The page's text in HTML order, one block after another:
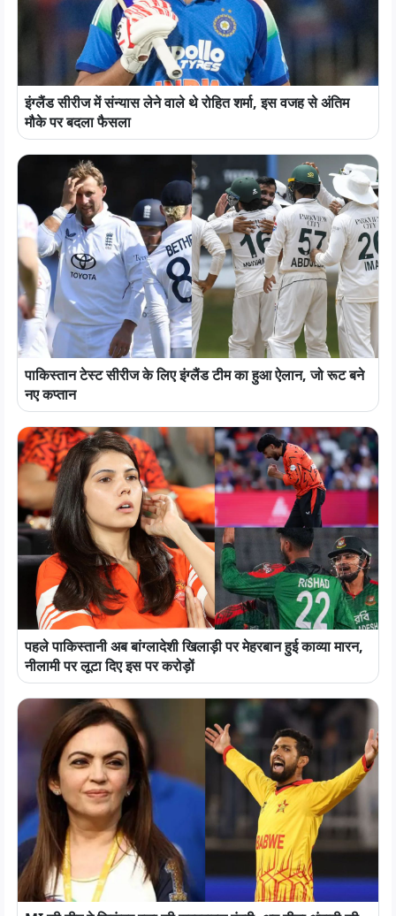
इंग्लैंड सीरीज में संन्यास लेने वाले थे रोहित शर्मा, इस वजह से अंतिम
मौके पर बदला फैसला
पाकिस्तान टेस्ट सीरीज के लिए इंग्लैंड टीम का हुआ ऐलान, जो रूट बने
नए कप्तान
पहले पाकिस्तानी अब बांग्लादेशी खिलाड़ी पर मेहरबान हुई काव्या मारन,
नीलामी पर लूटा दिए इस पर करोड़ों